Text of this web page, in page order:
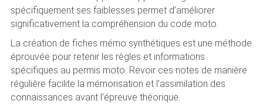
spécifiquement ses faiblesses permet d’améliorer
significativement la compréhension du code moto.
La création de fiches mémo synthétiques est une méthode
éprouvée pour retenir les règles et informations
spécifiques au permis moto. Revoir ces notes de manière
régulière facilite la mémorisation et l’assimilation des
connaissances avant l’épreuve théorique.